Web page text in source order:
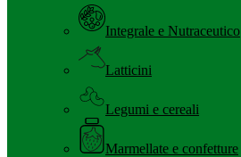
Integrale e Nutraceutico
Latticini
Legumi e cereali
Marmellate e confetture